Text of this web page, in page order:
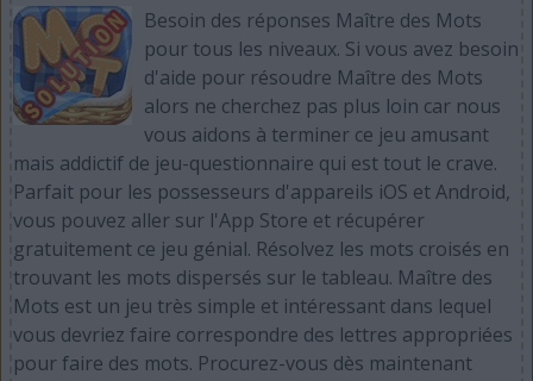
Besoin des réponses Maître des Mots
pour tous les niveaux. Si vous avez besoin
d'aide pour résoudre Maître des Mots
alors ne cherchez pas plus loin car nous
vous aidons à terminer ce jeu amusant
mais addictif de jeu-questionnaire qui est tout le crave.
Parfait pour les possesseurs d'appareils iOS et Android,
vous pouvez aller sur l'App Store et récupérer
gratuitement ce jeu génial. Résolvez les mots croisés en
trouvant les mots dispersés sur le tableau. Maître des
Mots est un jeu très simple et intéressant dans lequel
vous devriez faire correspondre des lettres appropriées
pour faire des mots. Procurez-vous dès maintenant